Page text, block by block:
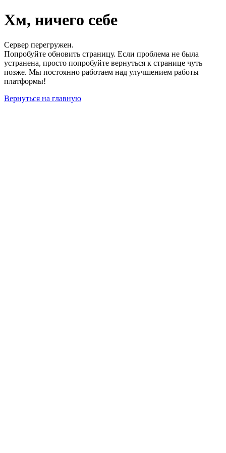
Хм, ничего себе
Сервер перегружен.
Попробуйте обновить страницу. Если проблема не была
устранена, просто попробуйте вернуться к странице чуть
позже. Мы постоянно работаем над улучшением работы
платформы!
Вернуться на главную